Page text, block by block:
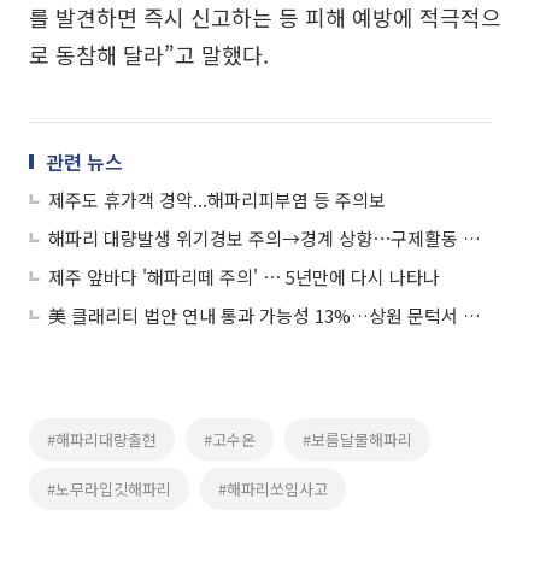
를 발견하면 즉시 신고하는 등 피해 예방에 적극적으
로 동참해 달라”고 말했다.
관련 뉴스
제주도 휴가객 경악...해파리피부염 등 주의보
해파리 대량발생 위기경보 주의→경계 상향⋯구제활동 강화
제주 앞바다 '해파리떼 주의' ⋯ 5년만에 다시 나타나
美 클래리티 법안 연내 통과 가능성 13%…상원 문턱서 제동
#해파리대량출현 #고수온 #보름달물해파리
#노무라입깃해파리 #해파리쏘임사고